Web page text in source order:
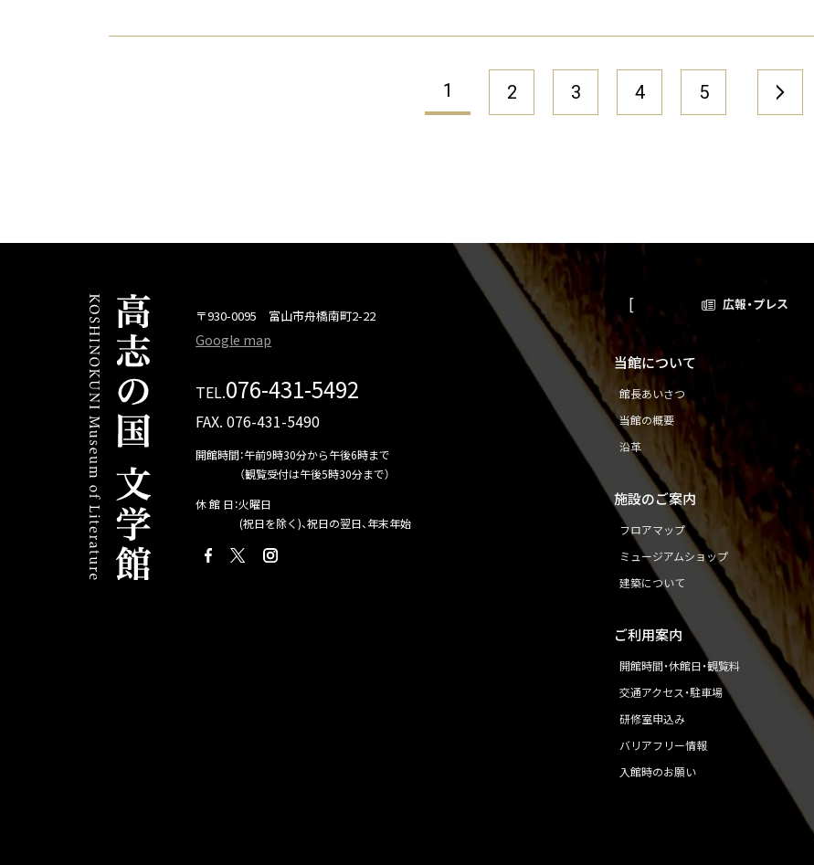
1 2 3 4 5 »
〒930-0095 富山市舟橋南町2-22
Google map
TEL.076-431-5492
FAX. 076-431-5490
開館時間：午前9時30分から午後6時まで
（観覧受付は午後5時30分まで）
休 館 日：火曜日
(祝日を除く)、祝日の翌日、年末年始
広報・プレス
当館について
館長あいさつ
当館の概要
沿革
施設のご案内
フロアマップ
ミュージアムショップ
建築について
ご利用案内
開館時間・休館日・観覧料
交通アクセス・駐車場
研修室申込み
バリアフリー情報
入館時のお願い